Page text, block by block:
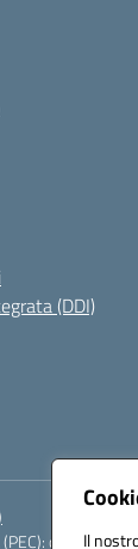
Il
(DDI)